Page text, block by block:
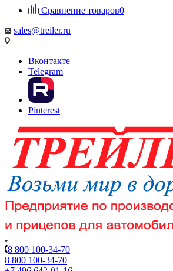
Сравнение товаров0
sales@treiler.ru
Вконтакте
Telegram
Pinterest
8 800 100-34-70
8 800 100-34-70